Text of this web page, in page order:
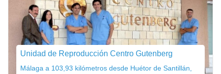
Unidad de Reproducción Centro Gutenberg
Málaga a 103,93 kilómetros desde Huétor de Santillán,